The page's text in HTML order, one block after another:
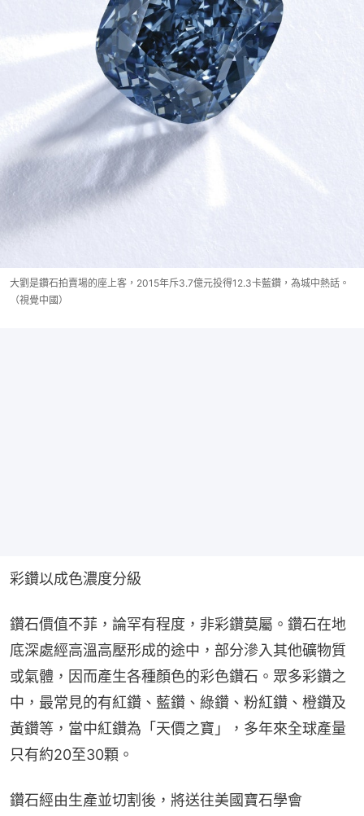
大劉是鑽石拍賣場的座上客，2015年斥3.7億元投得12.3卡藍鑽，為城中熱話。
（視覺中國）
彩鑽以成色濃度分級
鑽石價值不菲，論罕有程度，非彩鑽莫屬。鑽石在地
底深處經高溫高壓形成的途中，部分滲入其他礦物質
或氣體，因而產生各種顏色的彩色鑽石。眾多彩鑽之
中，最常見的有紅鑽、藍鑽、綠鑽、粉紅鑽、橙鑽及
黃鑽等，當中紅鑽為「天價之寶」，多年來全球產量
只有約20至30顆。
鑽石經由生產並切割後，將送往美國寶石學會